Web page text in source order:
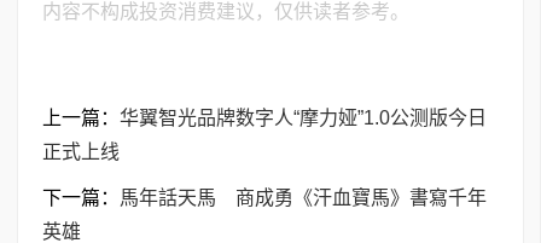
内容不构成投资消费建议，仅供读者参考。
上一篇： 华翼智光品牌数字人“摩力娅”1.0公测版今日
正式上线
下一篇：
馬年話天馬 商成勇《汗血寶馬》書寫千年
英雄